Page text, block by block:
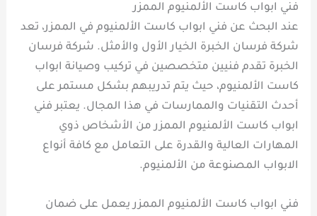
فني ابواب كاست الألمنيوم الممزر
عند البحث عن فني ابواب كاست الألمنيوم في الممزر، تعد
شركة فرسان الخبرة الخيار الأول والأمثل. شركة فرسان
الخبرة تقدم فنيين متخصصين في تركيب وصيانة ابواب
كاست الألمنيوم، حيث يتم تدريبهم بشكل مستمر على
أحدث التقنيات والممارسات في هذا المجال. يعتبر فني
ابواب كاست الألمنيوم الممزر من الأشخاص ذوي
المهارات العالية والقدرة على التعامل مع كافة أنواع
الابواب المصنوعة من الألمنيوم.
فني ابواب كاست الألمنيوم الممزر يعمل على ضمان